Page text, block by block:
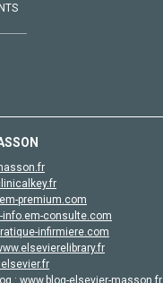
premium.com
info.em-consulte.com
infirmiere.com
: www.blog-elsevier-masson.fr